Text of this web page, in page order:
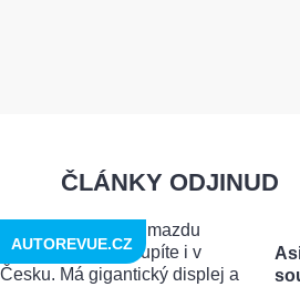
ČLÁNKY ODJINUD
AUTOREVUE.CZ